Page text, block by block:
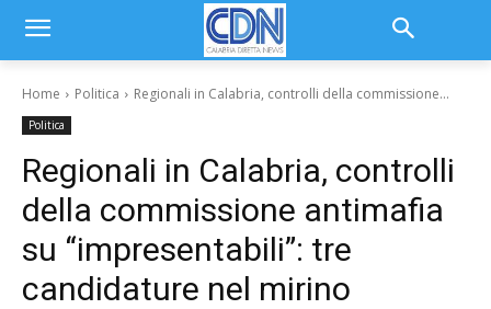
Home Politica Regionali in Calabria, controlli della commissione...
Politica
Regionali in Calabria, controlli
della commissione antimafia
su “impresentabili”: tre
candidature nel mirino